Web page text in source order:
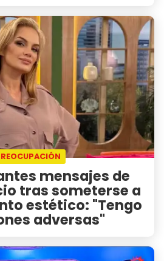
mensajes de
tras someterse a
estético: "Tengo
adversas"